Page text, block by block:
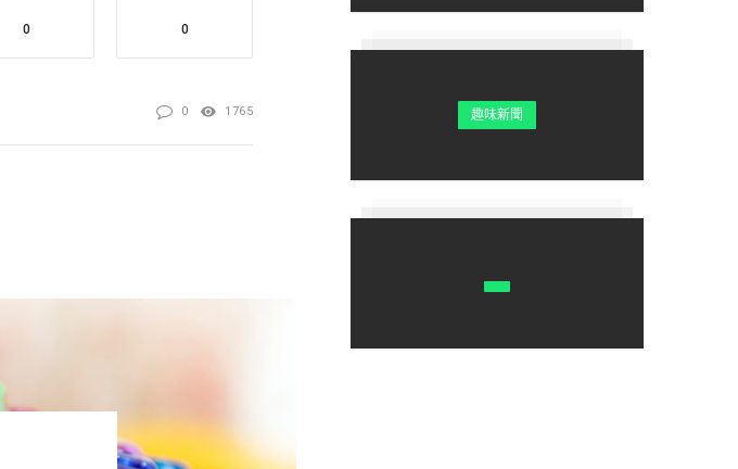
約為137公斤。如今他減重
友們忍不住驚嘆：「都要認
0 0
0 1765 趣味新聞